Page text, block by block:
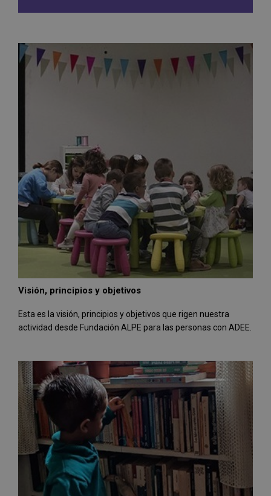
Visión, principios y objetivos
Esta es la visión, principios y objetivos que rigen nuestra
actividad desde Fundación ALPE para las personas con ADEE.